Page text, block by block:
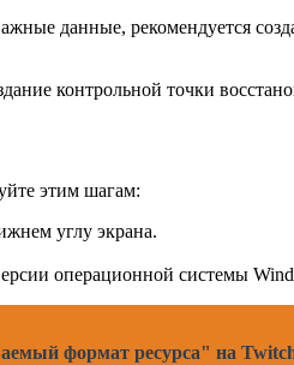
данные, рекомендуется
контрольной точки
этим шагам:
углу экрана.
операционной системы
формат ресурса" на